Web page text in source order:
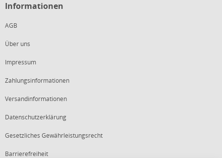
Informationen
AGB
Über uns
Impressum
Zahlungsinformationen
Versandinformationen
Datenschutzerklärung
Gesetzliches Gewährleistungsrecht
Barrierefreiheit